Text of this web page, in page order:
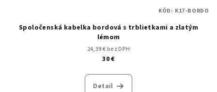
Spoločenská kabelka bordová s trblietkami a zlatým
lémom
24,39 € bez DPH
30 €
Detail
KÓD: K17-BORDO